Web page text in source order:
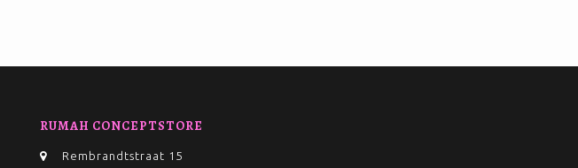
RUMAH CONCEPTSTORE
Rembrandtstraat 15